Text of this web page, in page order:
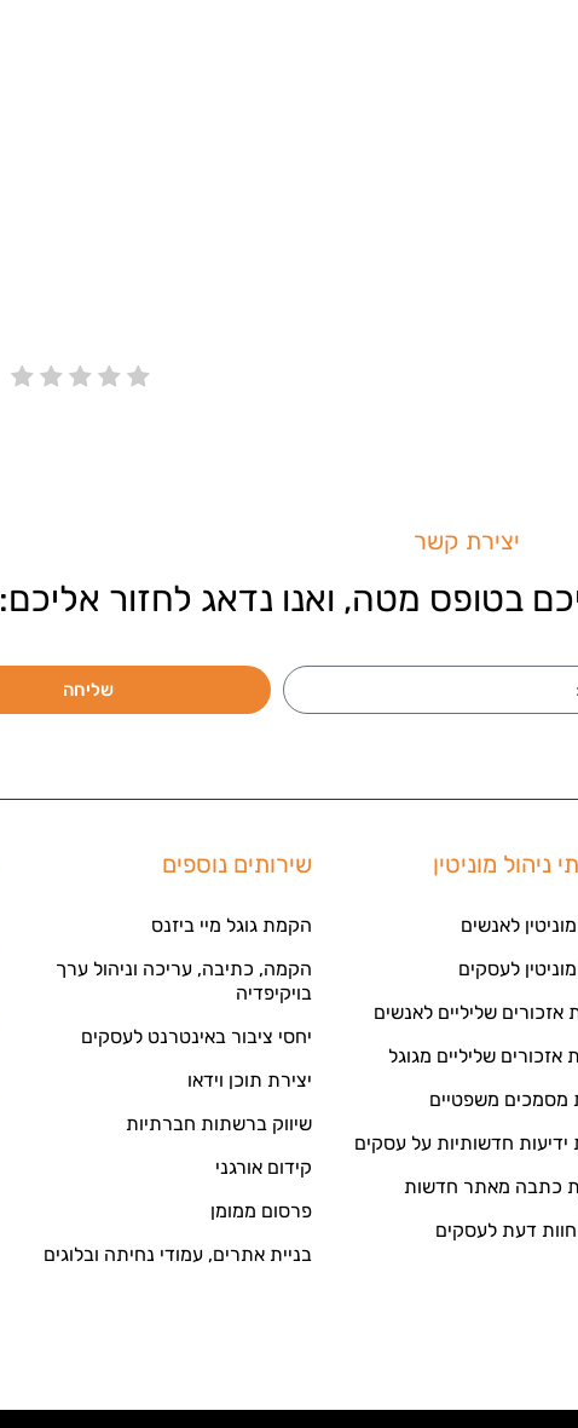
יצירת קשר
בטופס מטה, ואנו נדאג לחזור אליכם:
שליחה
ניהול מוניטין
לאנשים
לעסקים
אזכורים שליליים לאנשים
אזכורים שליליים מגוגל
מסמכים משפטיים
חדשותיות על עסקים
כתבה מאתר חדשות
חוות דעת לעסקים
שירותים נוספים
הקמת גוגל מיי ביזנס
הקמה, כתיבה, עריכה וניהול ערך
בויקיפדיה
יחסי ציבור באינטרנט לעסקים
יצירת תוכן וידאו
שיווק ברשתות חברתיות
קידום אורגני
פרסום ממומן
בניית אתרים, עמודי נחיתה ובלוגים